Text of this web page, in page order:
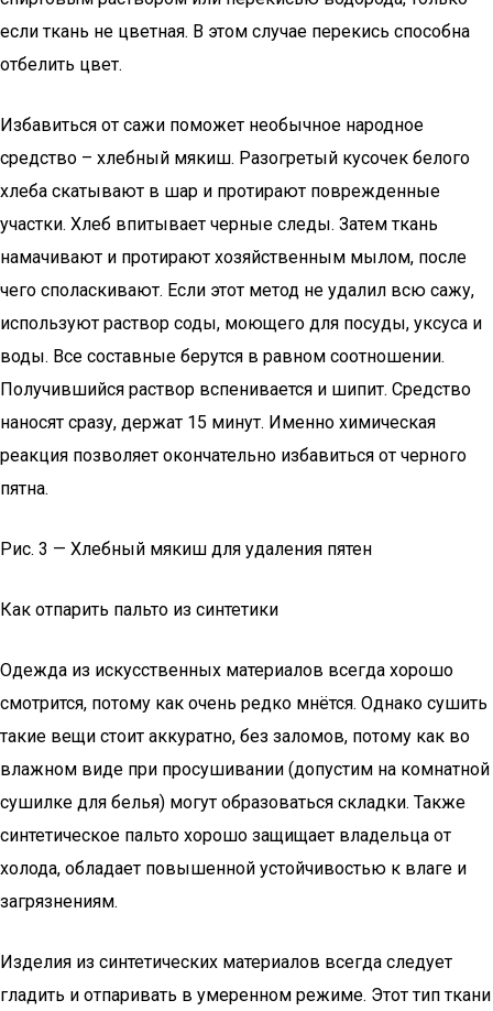
если ткань не цветная. В этом случае перекись способна
отбелить цвет.
Избавиться от сажи поможет необычное народное
средство – хлебный мякиш. Разогретый кусочек белого
хлеба скатывают в шар и протирают поврежденные
участки. Хлеб впитывает черные следы. Затем ткань
намачивают и протирают хозяйственным мылом, после
чего споласкивают. Если этот метод не удалил всю сажу,
используют раствор соды, моющего для посуды, уксуса и
воды. Все составные берутся в равном соотношении.
Получившийся раствор вспенивается и шипит. Средство
наносят сразу, держат 15 минут. Именно химическая
реакция позволяет окончательно избавиться от черного
пятна.
Рис. 3 — Хлебный мякиш для удаления пятен
Как отпарить пальто из синтетики
Одежда из искусственных материалов всегда хорошо
смотрится, потому как очень редко мнётся. Однако сушить
такие вещи стоит аккуратно, без заломов, потому как во
влажном виде при просушивании (допустим на комнатной
сушилке для белья) могут образоваться складки. Также
синтетическое пальто хорошо защищает владельца от
холода, обладает повышенной устойчивостью к влаге и
загрязнениям.
Изделия из синтетических материалов всегда следует
гладить и отпаривать в умеренном режиме. Этот тип ткани